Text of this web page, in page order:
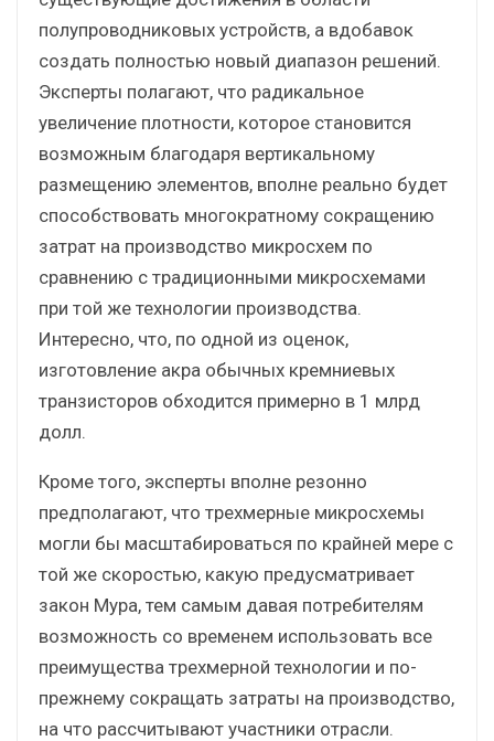
полупроводниковых устройств, а вдобавок
создать полностью новый диапазон решений.
Эксперты полагают, что радикальное
увеличение плотности, которое становится
возможным благодаря вертикальному
размещению элементов, вполне реально будет
способствовать многократному сокращению
затрат на производство микросхем по
сравнению с традиционными микросхемами
при той же технологии производства.
Интересно, что, по одной из оценок,
изготовление акра обычных кремниевых
транзисторов обходится примерно в 1 млрд
долл.
Кроме того, эксперты вполне резонно
предполагают, что трехмерные микросхемы
могли бы масштабироваться по крайней мере с
той же скоростью, какую предусматривает
закон Мура, тем самым давая потребителям
возможность со временем использовать все
преимущества трехмерной технологии и по-
прежнему сокращать затраты на производство,
на что рассчитывают участники отрасли.